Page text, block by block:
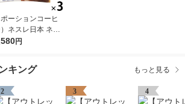
ポーションコーヒ
ネスレ日本 ネス
ェ アイスブレン
18個入り×3）濃
円
キング もっと見る
2 3 4